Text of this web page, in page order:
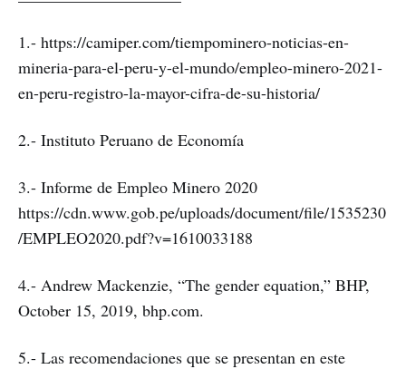
1.- https://camiper.com/tiempominero-noticias-en-
mineria-para-el-peru-y-el-mundo/empleo-minero-2021-
en-peru-registro-la-mayor-cifra-de-su-historia/
2.- Instituto Peruano de Economía
3.- Informe de Empleo Minero 2020
https://cdn.www.gob.pe/uploads/document/file/1535230
/EMPLEO2020.pdf?v=1610033188
4.- Andrew Mackenzie, “The gender equation,” BHP,
October 15, 2019, bhp.com.
5.- Las recomendaciones que se presentan en este